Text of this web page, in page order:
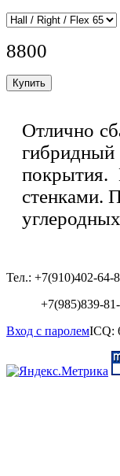
8800
Отлично
гибридный
покрытия.
стенками.
Тел.: +7(910)402-64-
+7(985)839-
Вход с паролемICQ: